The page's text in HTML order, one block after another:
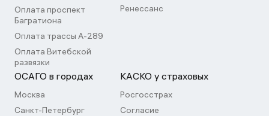
Оплата проспект
Багратиона
Оплата трассы А-289
Оплата Витебской
развязки
Ренессанс
ОСАГО в городах
Москва
Санкт-Петербург
КАСКО у страховых
Росгосстрах
Согласие